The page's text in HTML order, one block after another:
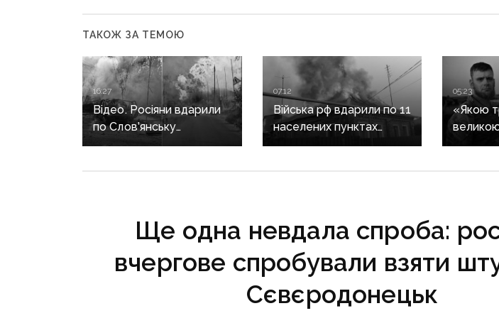
ТАКОЖ ЗА ТЕМОЮ
16:27
Відео. Росіяни вдарили
по Слов’янську
«Торнадо-С»: загинула
07:12
Війська рф вдарили по 11
населених пунктах
Донеччини: одна людина
05:23
«Якою
за
Юковим
Ще одна невдала спроба:
вчергове спробували взяти
Сєвєродонецьк